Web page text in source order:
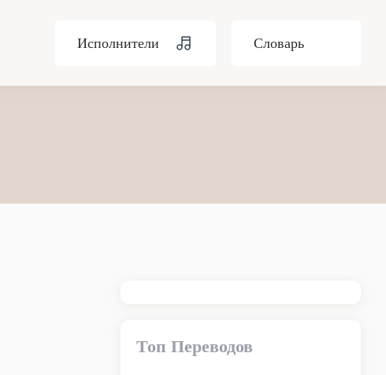
Исполнители Словарь
Топ Переводов